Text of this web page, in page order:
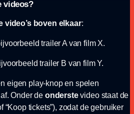
videos?
video’s boven elkaar:
trailer A van film X.
trailer B van film Y.
eigen play-knop en spelen
Onder de onderstevideo staat de
“Koop tickets”), zodat de gebruiker